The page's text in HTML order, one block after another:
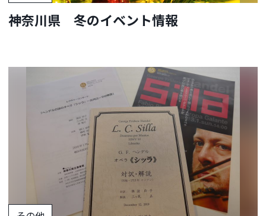
神奈川県 冬のイベント情報